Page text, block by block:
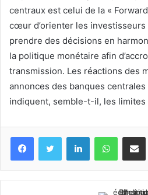
centraux est celui de la «
cœur d’orienter les investisseurs
prendre des décisions en
la politique monétaire afin
transmission. Les réactions des
annonces des banques
indiquent, semble-t-il, les limites
FacebookTwitter Linkedin